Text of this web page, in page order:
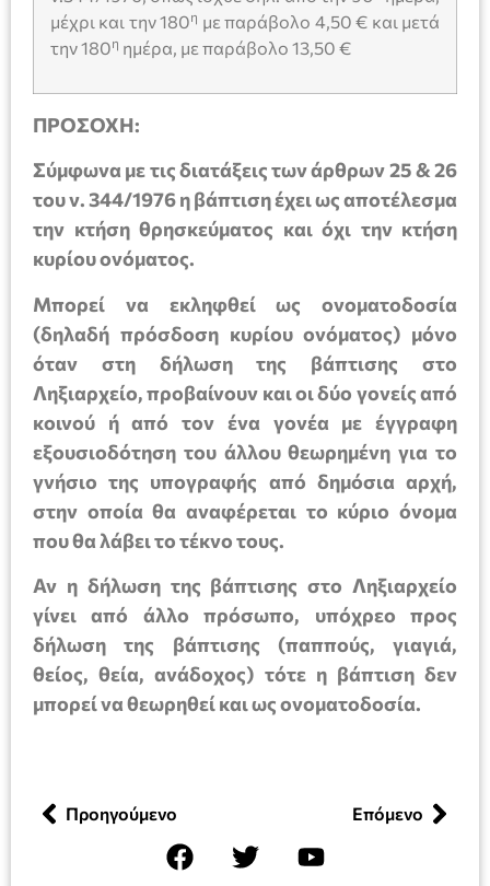
μέχρι και την 180η με παράβολο 4,50 € και μετά
την 180η ημέρα, με παράβολο 13,50 €
ΠΡΟΣΟΧΗ:
Σύμφωνα με τις διατάξεις των άρθρων 25 & 26
του ν. 344/1976 η βάπτιση έχει ως αποτέλεσμα
την κτήση θρησκεύματος και όχι την κτήση
κυρίου ονόματος.
Μπορεί να εκληφθεί ως ονοματοδοσία
(δηλαδή πρόσδοση κυρίου ονόματος) μόνο
όταν στη δήλωση της βάπτισης στο
Ληξιαρχείο, προβαίνουν και οι δύο γονείς από
κοινού ή από τον ένα γονέα με έγγραφη
εξουσιοδότηση του άλλου θεωρημένη για το
γνήσιο της υπογραφής από δημόσια αρχή,
στην οποία θα αναφέρεται το κύριο όνομα
που θα λάβει το τέκνο τους.
Αν η δήλωση της βάπτισης στο Ληξιαρχείο
γίνει από άλλο πρόσωπο, υπόχρεο προς
δήλωση της βάπτισης (παππούς, γιαγιά,
θείος, θεία, ανάδοχος) τότε η βάπτιση δεν
μπορεί να θεωρηθεί και ως ονοματοδοσία.
Προηγούμενο Επόμενο